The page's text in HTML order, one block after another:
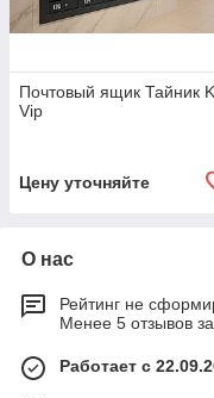
Почтовый ящик Тайник
Vip
Цену уточняйте
О нас
Рейтинг не
Менее 5 отзывов
Работает с